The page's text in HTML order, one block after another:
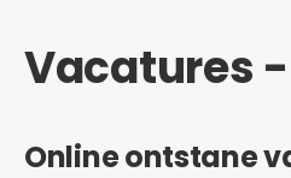
Vacatures
Online ontstane